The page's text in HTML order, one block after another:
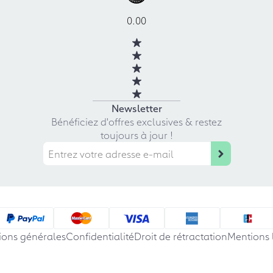
0.00
Newsletter
Bénéficiez d'offres exclusives & restez
toujours à jour !
généralesConfidentialitéDroit de rétractationMentions